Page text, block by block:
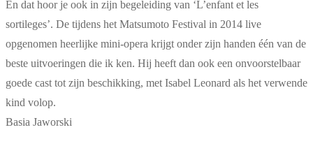
En dat hoor je ook in zijn begeleiding van ‘L’enfant et les
sortileges’. De tijdens het Matsumoto Festival in 2014 live
opgenomen heerlijke mini-opera krijgt onder zijn handen één van de
beste uitvoeringen die ik ken. Hij heeft dan ook een onvoorstelbaar
goede cast tot zijn beschikking, met Isabel Leonard als het verwende
kind volop.
Basia Jaworski